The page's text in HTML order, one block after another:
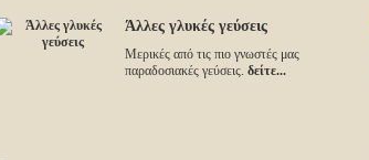
Άλλες γλυκές γεύσεις
Μερικές από τις πιο γνωστές μας
παραδοσιακές γεύσεις. δείτε...